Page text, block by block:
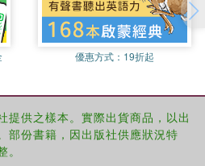
優惠方式： 19折起
提供之樣本。實際出貨商品，以出
部份書籍，因出版社供應狀況特